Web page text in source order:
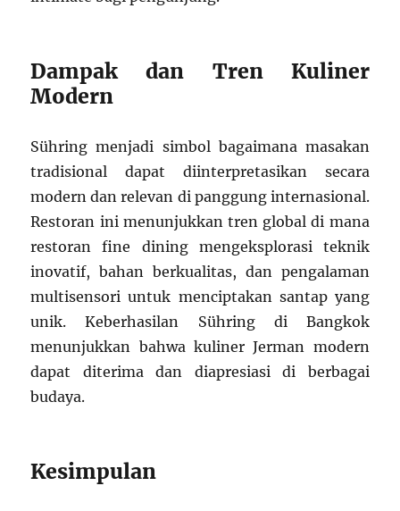
Dampak dan Tren Kuliner
Modern
Sühring menjadi simbol bagaimana masakan
tradisional dapat diinterpretasikan secara
modern dan relevan di panggung internasional.
Restoran ini menunjukkan tren global di mana
restoran fine dining mengeksplorasi teknik
inovatif, bahan berkualitas, dan pengalaman
multisensori untuk menciptakan santap yang
unik. Keberhasilan Sühring di Bangkok
menunjukkan bahwa kuliner Jerman modern
dapat diterima dan diapresiasi di berbagai
budaya.
Kesimpulan